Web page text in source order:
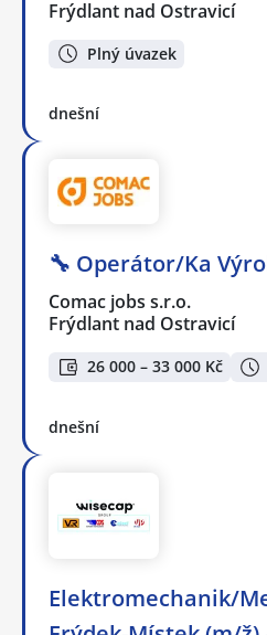
Frýdlant nad Ostravicí
Plný úvazek
dnešní
🔧 Operátor/Ka
Comac jobs s.r.o.
Frýdlant nad Ostravicí
26 000 – 33 000 Kč
dnešní
Elektromechanik/